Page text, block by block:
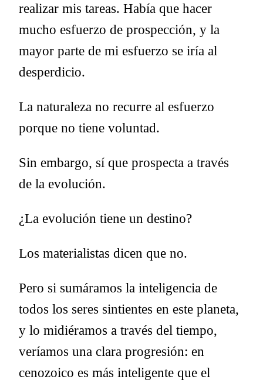
realizar mis tareas. Había que hacer
mucho esfuerzo de prospección, y la
mayor parte de mi esfuerzo se iría al
desperdicio.
La naturaleza no recurre al esfuerzo
porque no tiene voluntad.
Sin embargo, sí que prospecta a través
de la evolución.
¿La evolución tiene un destino?
Los materialistas dicen que no.
Pero si sumáramos la inteligencia de
todos los seres sintientes en este planeta,
y lo midiéramos a través del tiempo,
veríamos una clara progresión: en
cenozoico es más inteligente que el